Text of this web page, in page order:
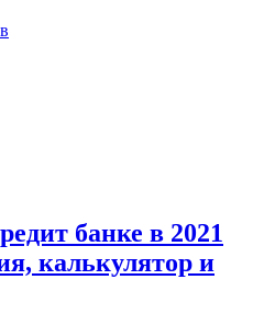
банке в 2021
калькулятор и